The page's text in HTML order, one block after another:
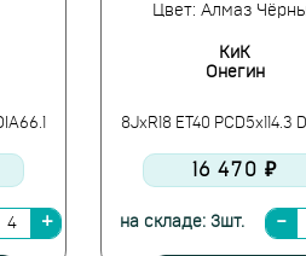
Цвет: Алмаз
КиК
Онегин
8JxR18 ET40 PCD5x114.3
16 470 ₽
на складе: 3шт.